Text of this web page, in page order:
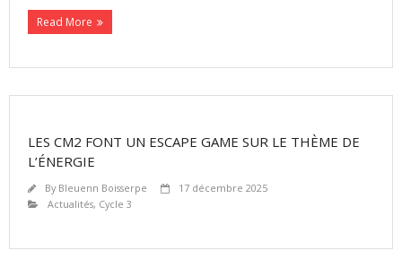
Read More
LES CM2 FONT UN ESCAPE GAME SUR LE THÈME DE
L’ÉNERGIE
By Bleuenn Boisserpe
17 décembre 2025
Actualités, Cycle 3